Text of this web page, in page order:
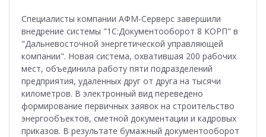
Специалисты компании АФМ-Серверс завершили
внедрение системы "1C:Документооборот 8 КОРП" в
"Дальневосточной энергетической управляющей
компании". Новая система, охватившая 200 рабочих
мест, объединила работу пяти подразделений
предприятия, удаленных друг от друга на тысячи
километров. В электронный вид переведено
формирование первичных заявок на строительство
энергообъектов, сметной документации и кадровых
приказов. В результате бумажный документооборот